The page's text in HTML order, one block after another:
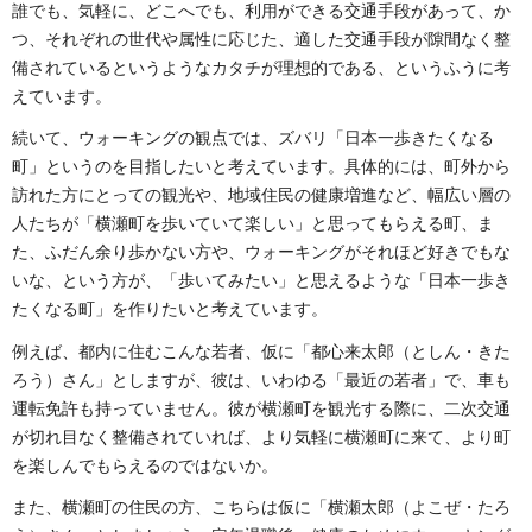
誰でも、気軽に、どこへでも、利用ができる交通手段があって、か
つ、それぞれの世代や属性に応じた、適した交通手段が隙間なく整
備されているというようなカタチが理想的である、というふうに考
えています。
続いて、ウォーキングの観点では、ズバリ「日本一歩きたくなる
町」というのを目指したいと考えています。具体的には、町外から
訪れた方にとっての観光や、地域住民の健康増進など、幅広い層の
人たちが「横瀬町を歩いていて楽しい」と思ってもらえる町、ま
た、ふだん余り歩かない方や、ウォーキングがそれほど好きでもな
いな、という方が、「歩いてみたい」と思えるような「日本一歩き
たくなる町」を作りたいと考えています。
例えば、都内に住むこんな若者、仮に「都心来太郎（としん・きた
ろう）さん」としますが、彼は、いわゆる「最近の若者」で、車も
運転免許も持っていません。彼が横瀬町を観光する際に、二次交通
が切れ目なく整備されていれば、より気軽に横瀬町に来て、より町
を楽しんでもらえるのではないか。
また、横瀬町の住民の方、こちらは仮に「横瀬太郎（よこぜ・たろ